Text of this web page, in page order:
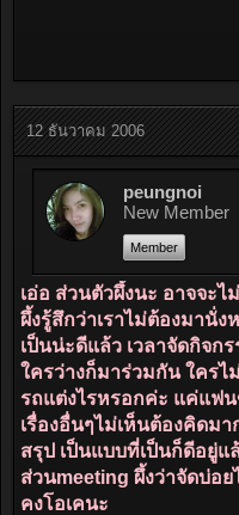
12 ธันวาคม 2006
peungnoi
New Member
Member
เอ่อ ส่วนตัวผึ้งนะ อาจจะ
ผึ้งรู้สึกว่าเราไม่ต้องมานั่
เป็นน่ะดีแล้ว เวลาจัดกิจก
ใครว่างก็มาร่วมกัน ใครไ
รถแต่งไรหรอกค่ะ แค่แฟ
เรื่องอื่นๆไม่เห็นต้องคิดม
สรุป เป็นแบบที่เป็นก็ดีอยู่แ
ส่วนmeeting ผึ้งว่าจัดบ่อ
คงโอเคนะ